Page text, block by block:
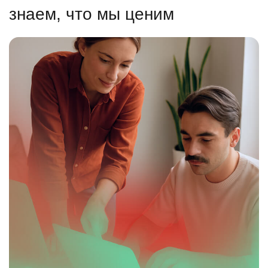
знаем, что мы ценим